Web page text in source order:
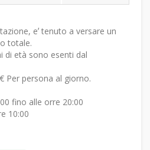
eʼ tenuto a versare un
totale.
di età sono esenti dal
Per persona al giorno.
fino alle orre 20:00
10:00